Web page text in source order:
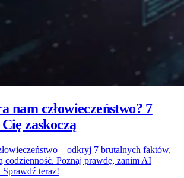
nam człowieczeństwo? 7
zaskoczą
– odkryj 7 brutalnych faktów,
codzienność. Poznaj prawdę, zanim AI
teraz!